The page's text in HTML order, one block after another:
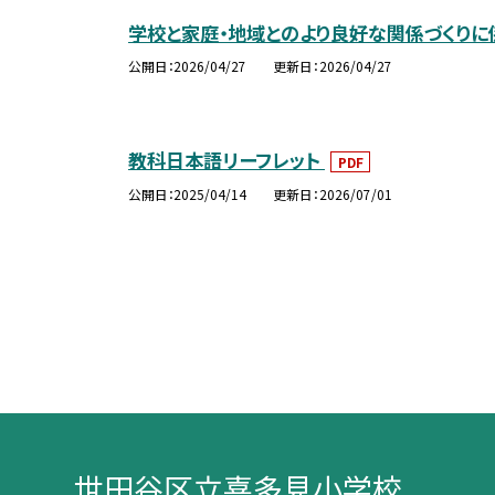
学校と家庭・地域とのより良好な関係づくり
公開日 2026/04/27 更新日 2026/04/27
教科日本語リーフレット
PDF
公開日 2025/04/14 更新日 2026/07/01